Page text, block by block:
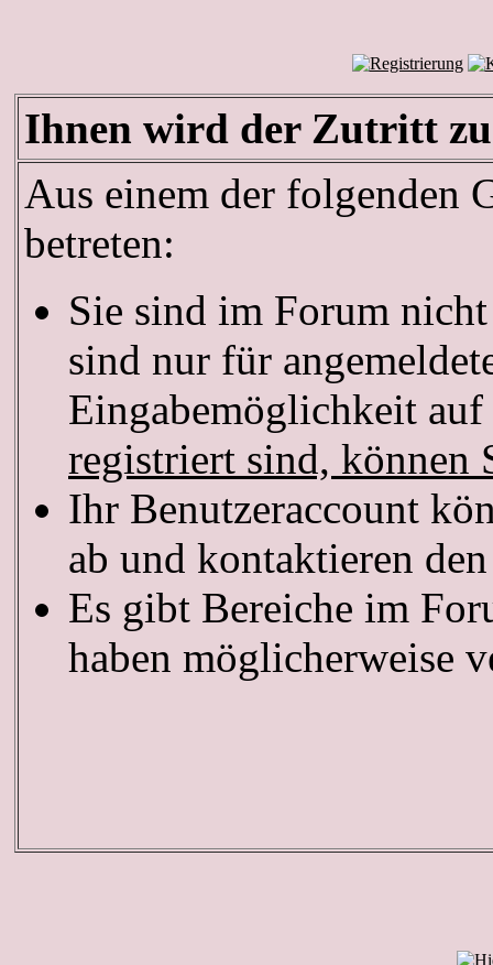
Ihnen wird der Zutritt zu
Aus einem der folgenden
betreten:
Sie sind im Forum
sind nur für
Eingabemöglichkeit
registriert sind, können
Ihr Benutzeraccount
ab und kontaktieren
Es gibt Bereiche im
haben möglicherweise